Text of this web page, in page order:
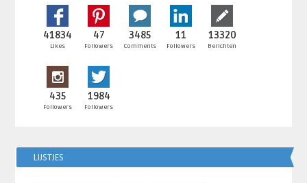
41834
Likes
47
Followers
3485
Comments
11
Followers
13320
Berichten
435
Followers
1984
Followers
LIJSTJES